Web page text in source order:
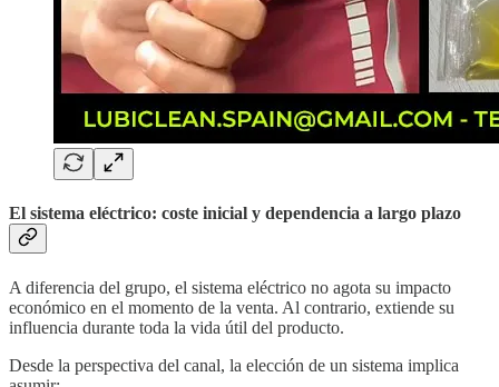
El sistema eléctrico: coste inicial y dependencia a largo plazo
A diferencia del grupo, el sistema eléctrico no agota su impacto
económico en el momento de la venta. Al contrario, extiende su
influencia durante toda la vida útil del producto.
Desde la perspectiva del canal, la elección de un sistema implica